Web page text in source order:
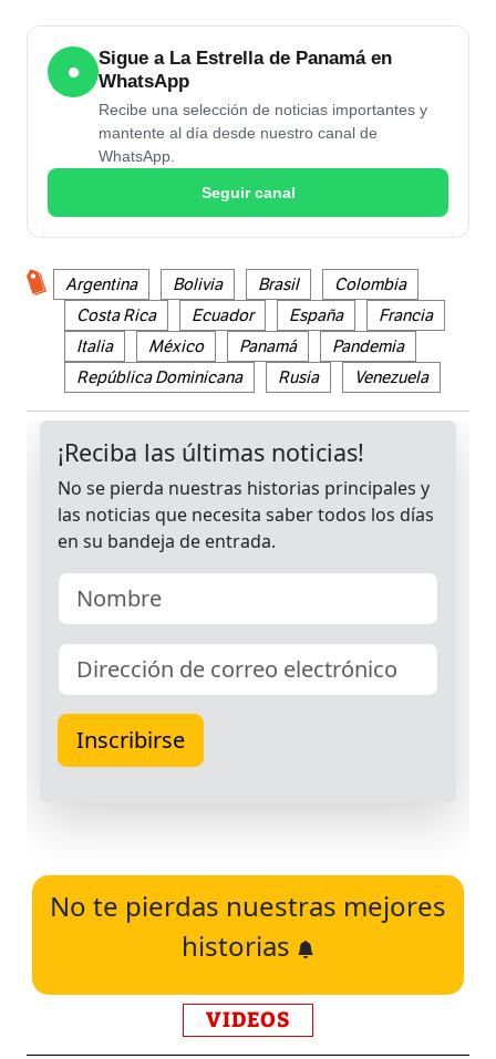
●
Sigue a La Estrella de Panamá en
WhatsApp
Recibe una selección de noticias importantes y
mantente al día desde nuestro canal de
WhatsApp.
Seguir canal
Argentina Bolivia Brasil
Colombia
Costa Rica
Ecuador España
Francia
Italia
México Panamá
Pandemia
República Dominicana
Rusia Venezuela
No te pierdas nuestras mejores
historias
VIDEOS